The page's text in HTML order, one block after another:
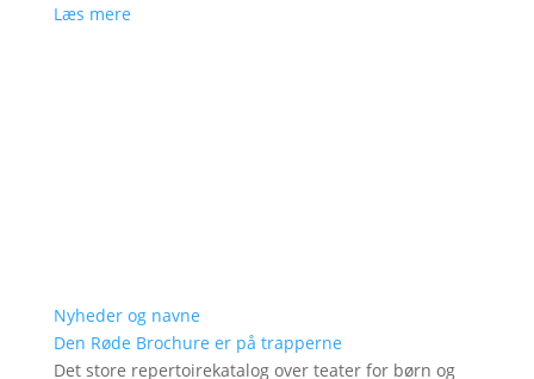
Læs mere
Nyheder og navne
Den Røde Brochure er på trapperne
Det store repertoirekatalog over teater for børn og